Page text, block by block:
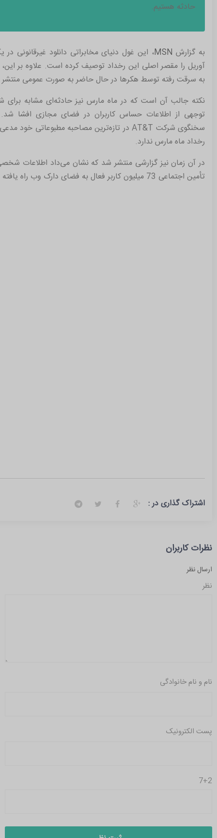
حادثه هستیم.
به گزارش MSN، این غول دنیای مخابراتی دانلود غیرقانونی
آوریل را مقصر اصلی این رخداد توصیف کرده است. علاوه بر
به سرقت رفته توسط هکرها در حال حاضر به صورت عمومی
نکته جالب آن است که در ماه مارس نیز حادثه‌ای مشابه
توجهی از اطلاعات حساس کاربران در فضای مجازی افشا شد.
سخنگوی شرکت AT&Tدر تازه‌ترین مصاحبه مطبوعاتی خود
رخداد ماه مارس ندارد.
در آن زمان نیز گزارشی منتشر شد که نشان می‌داد اطلاعات
تأمین اجتماعی 73 میلیون کاربر فعال به فضای دارک وب راه یافته است.
اشتراک گذاری در :
نظرات کاربران
ارسال نظر
نظر
نام و نام خانوادگی
پست الکترونیک
7+2